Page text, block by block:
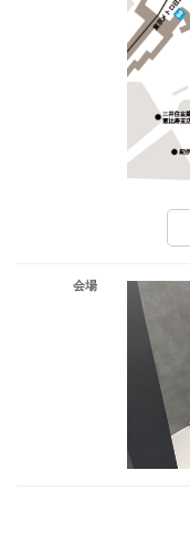
会場